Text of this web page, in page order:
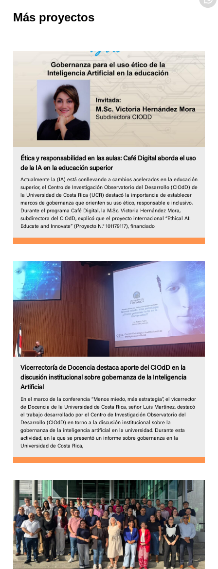
Más proyectos
Ética y responsabilidad en las aulas: Café Digital aborda el uso
de la IA en la educación superior
Actualmente la (IA) está conllevando a cambios acelerados en la educación
superior, el Centro de Investigación Observatorio del Desarrollo (CIOdD) de
la Universidad de Costa Rica (UCR) destacó la importancia de establecer
marcos de gobernanza que orienten su uso ético, responsable e inclusivo.
Durante el programa Café Digital, la M.Sc. Victoria Hernández Mora,
subdirectora del CIOdD, explicó que el proyecto internacional “Ethical AI:
Educate and Innovate” (Proyecto N.º 101179117), financiado
Vicerrectoría de Docencia destaca aporte del CIOdD en la
discusión institucional sobre gobernanza de la Inteligencia
Artificial
En el marco de la conferencia “Menos miedo, más estrategia”, el vicerrector
de Docencia de la Universidad de Costa Rica, señor Luis Martínez, destacó
el trabajo desarrollado por el Centro de Investigación Observatorio del
Desarrollo (CIOdD) en torno a la discusión institucional sobre la
gobernanza de la inteligencia artificial en la universidad. Durante esta
actividad, en la que se presentó un informe sobre gobernanza en la
Universidad de Costa Rica,